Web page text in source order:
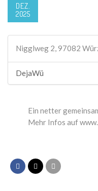
DEZ.
2025
Nigglweg 2, 97082
DejaWü
Ein netter
Mehr Infos auf